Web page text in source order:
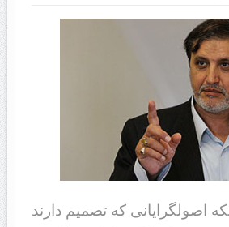
اصولگرایانی که تصمیم دارند